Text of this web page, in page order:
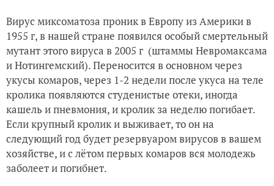
Вирус миксоматоза проник в Европу из Америки в
1955 г, в нашей стране появился особый смертельный
мутант этого вируса в 2005 г (штаммы Невромаксама
и Нотингемский). Переносится в основном через
укусы комаров, через 1-2 недели после укуса на теле
кролика появляются студенистые отеки, иногда
кашель и пневмония, и кролик за неделю погибает.
Если крупный кролик и выживает, то он на
следующий год будет резервуаром вирусов в вашем
хозяйстве, и с лётом первых комаров вся молодежь
заболеет и погибнет.